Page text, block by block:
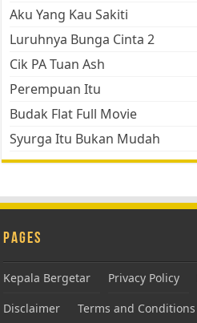
Aku Yang Kau Sakiti
Luruhnya Bunga Cinta 2
Cik PA Tuan Ash
Perempuan Itu
Budak Flat Full Movie
Syurga Itu Bukan Mudah
Pages
Kepala Bergetar Privacy Policy
Disclaimer
Terms and Conditions